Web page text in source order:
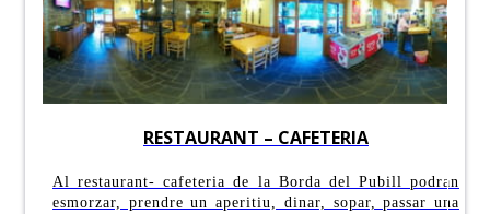
RESTAURANT – CAFETERIA
Al restaurant- cafeteria de la Borda del Pubill podran
esmorzar, prendre un aperitiu, dinar, sopar, passar una